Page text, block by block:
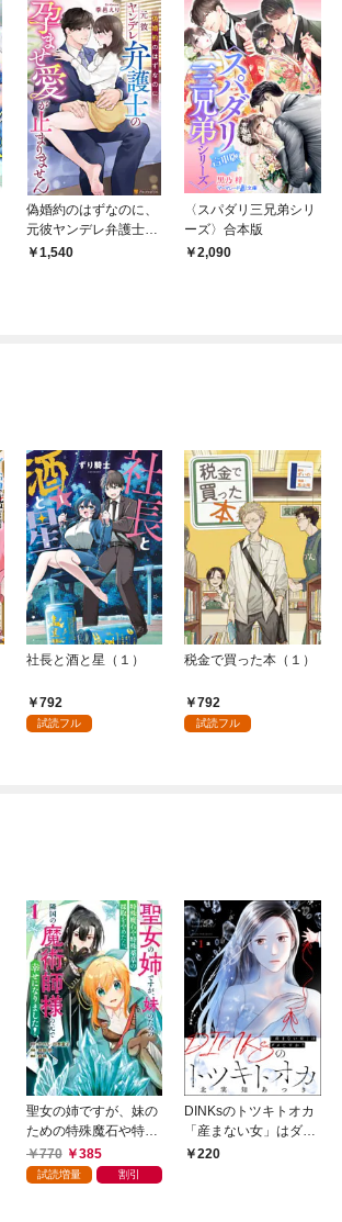
偽婚約のはずなのに、
元彼ヤンデレ弁護士の
孕ませ愛が止まりませ
1,540
〈スパダリ三兄弟シリ
ーズ〉合本版
2,090
社長と酒と星（１）
792
試読フル
税金で買った本（１）
792
試読フル
聖女の姉ですが、妹の
ための特殊魔石や特殊
薬草の採取をやめた
ら、隣国の魔術師様の
770 385
試読増量 割引
DINKsのトツキトオカ
「産まない女」はダメ
ですか？（分冊版）
220